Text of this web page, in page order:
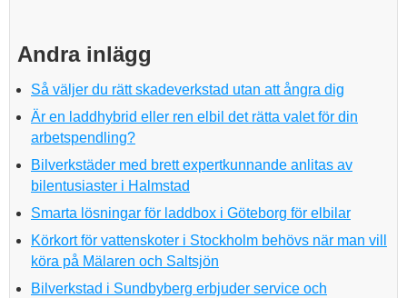
Andra inlägg
Så väljer du rätt skadeverkstad utan att ångra dig
Är en laddhybrid eller ren elbil det rätta valet för din
arbetspendling?
Bilverkstäder med brett expertkunnande anlitas av
bilentusiaster i Halmstad
Smarta lösningar för laddbox i Göteborg för elbilar
Körkort för vattenskoter i Stockholm behövs när man vill
köra på Mälaren och Saltsjön
Bilverkstad i Sundbyberg erbjuder service och